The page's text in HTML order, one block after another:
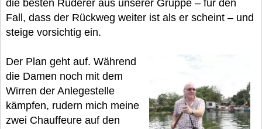
die besten Ruderer aus unserer Gruppe – für den
Fall, dass der Rückweg weiter ist als er scheint – und
steige vorsichtig ein.
Der Plan geht auf. Während
die Damen noch mit dem
Wirren der Anlegestelle
kämpfen, rudern mich meine
zwei Chauffeure auf den